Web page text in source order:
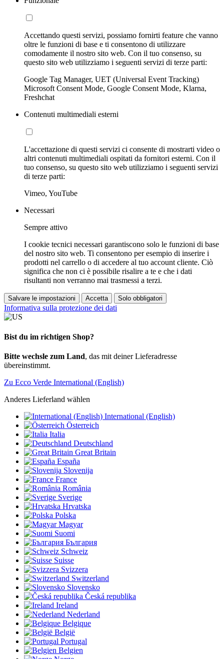
Accettando questi servizi, possiamo fornirti feature che vanno
oltre le funzioni di base e ti consentono di utilizzare
comodamente il nostro sito web. Con il tuo consenso, su
questo sito web utilizziamo i seguenti servizi di terze parti:
Google Tag Manager, UET (Universal Event Tracking)
Microsoft Consent Mode, Google Consent Mode, Klarna,
Freshchat
Contenuti multimediali esterni
L'accettazione di questi servizi ci consente di mostrarti video o
altri contenuti multimediali ospitati da fornitori esterni. Con il
tuo consenso, su questo sito web utilizziamo i seguenti servizi
di terze parti:
Vimeo, YouTube
Necessari
Sempre attivo
I cookie tecnici necessari garantiscono solo le funzioni di base
del nostro sito web. Ti consentono per esempio di inserire i
prodotti nel carrello o di accedere al tuo account cliente. Ciò
significa che non ci è possibile risalire a te e che i dati
risultanti non verranno mai trasmessi a terzi.
Salvare le impostazioni Accetta Solo obbligatori
Informativa sulla protezione dei dati
Bist du im richtigen Shop?
Bitte wechsle zum Land, das mit deiner Lieferadresse
übereinstimmt.
Zu Ecco Verde International (English)
Anderes Lieferland wählen
International (English)
Österreich
Italia
Deutschland
Great Britain
España
Slovenija
France
România
Sverige
Hrvatska
Polska
Magyar
Suomi
България
Schweiz
Suisse
Svizzera
Switzerland
Slovensko
Česká republika
Ireland
Nederland
Belgique
België
Portugal
Belgien